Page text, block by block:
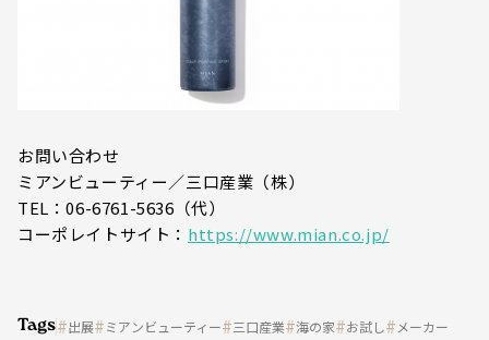
お問い合わせ
ミアンビューティー／三口産業（株）
TEL：06-6761-5636（代）
コーポレイトサイト： https://www.mian.co.jp/
Tags 出展 ミアンビューティー 三口産業 海の家 お試し メーカー